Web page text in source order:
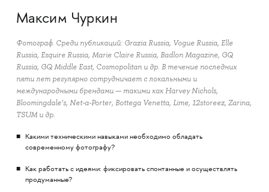
Максим Чуркин
Фотограф. Среди публикаций: Grazia Russia, Vogue Russia, Elle
Russia, Esquire Russia, Marie Claire Russia, Badlon Magazine, GQ
Russia, GQ Middle East, Cosmopolitan и др. В течение последних
пяти лет регулярно сотрудничает с локальными и
международными брендами — такими как Harvey Nichols,
Bloomingdale’s, Net-a-Porter, Bottega Venetta, Lime, 12storeez, Zarina,
TSUM и др.
Какими техническими навыками необходимо обладать
современному фотографу?
Как работать с идеями: фиксировать спонтанные и осуществлять
продуманные?